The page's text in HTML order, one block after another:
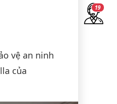
17
vệ an ninh
của